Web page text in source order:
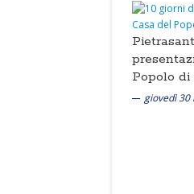
Popolo di
giovedì 30